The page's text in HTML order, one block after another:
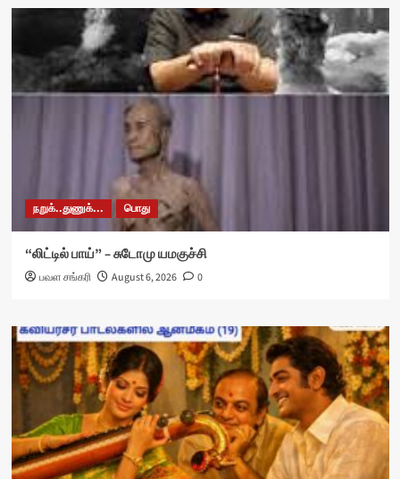
நறுக்..துணுக்... பொது
“லிட்டில் பாய்” – சுடோமு யமகுச்சி
பவள சங்கரி August 6, 2026 0